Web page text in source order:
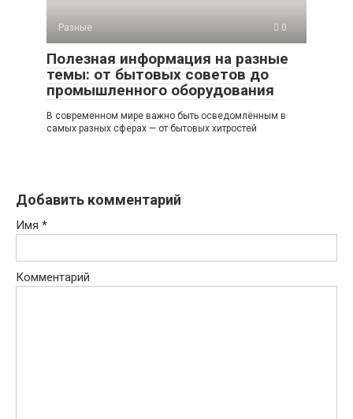
Разные 0
Полезная информация на разные
темы: от бытовых советов до
промышленного оборудования
В современном мире важно быть осведомлённым в
самых разных сферах — от бытовых хитростей
Добавить комментарий
Имя *
Комментарий